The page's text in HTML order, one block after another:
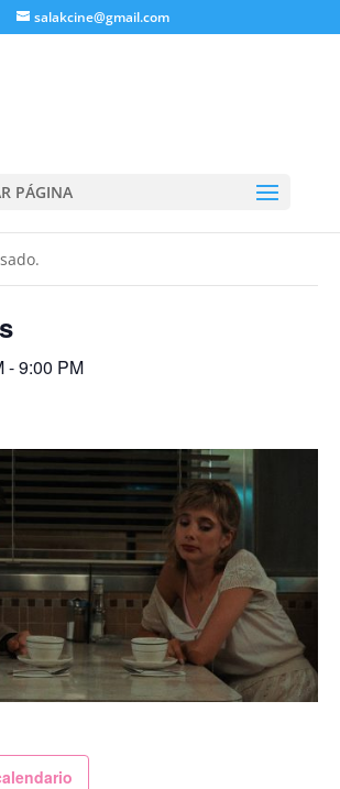
salakcine@gmail.com
PÁGINA
-9:00 PM